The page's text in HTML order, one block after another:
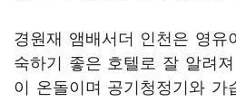
경원재 앰배서더 인천은 영유
숙하기 좋은 호텔로 잘 알려
이 온돌이며 공기청정기와 가